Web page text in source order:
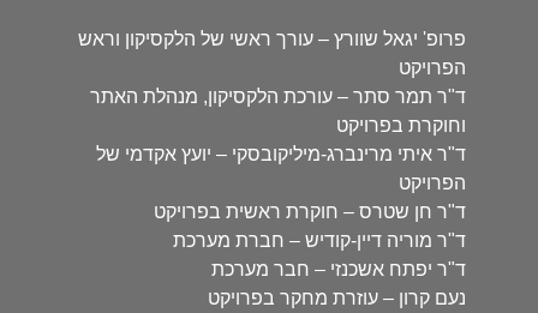
פרופ' יגאל שוורץ – עורך ראשי של הלקסיקון וראש
הפרויקט
ד"ר תמר סתר – עורכת הלקסיקון, מנהלת האתר
וחוקרת בפרויקט
ד"ר איתי מרינברג-מיליקובסקי – יועץ אקדמי של
הפרויקט
ד"ר חן שטרס – חוקרת ראשית בפרויקט
ד"ר מוריה דיין-קודיש – חברת מערכת
ד"ר יפתח אשכנזי – חבר מערכת
נעם קרון – עוזרת מחקר בפרויקט